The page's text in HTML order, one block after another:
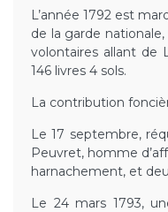
L’année 1792 est
de la garde
volontaires allant de
146 livres 4 sols.
La contribution
Le 17 septembre,
Peuvret, homme
harnachement, et
Le 24 mars 1793,